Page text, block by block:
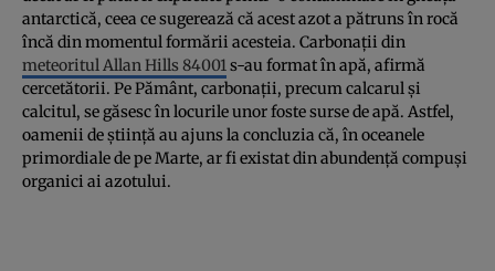
antarctică, ceea ce sugerează că acest azot a pătruns în rocă
încă din momentul formării acesteia. Carbonaţii din
meteoritul Allan Hills 84001s-au format în apă, afirmă
cercetătorii. Pe Pământ, carbonaţii, precum calcarul şi
calcitul, se găsesc în locurile unor foste surse de apă. Astfel,
oamenii de ştiinţă au ajuns la concluzia că, în oceanele
primordiale de pe Marte, ar fi existat din abundenţă compuşi
organici ai azotului.